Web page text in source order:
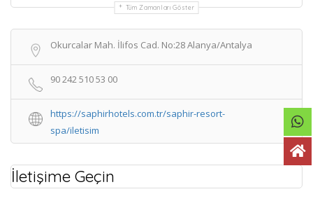
Tüm Zamanları Göster
Okurcalar Mah. İlifos Cad. No:28 Alanya/Antalya
90 242 510 53 00
https://saphirhotels.com.tr/saphir-resort-
spa/iletisim
İletişime Geçin